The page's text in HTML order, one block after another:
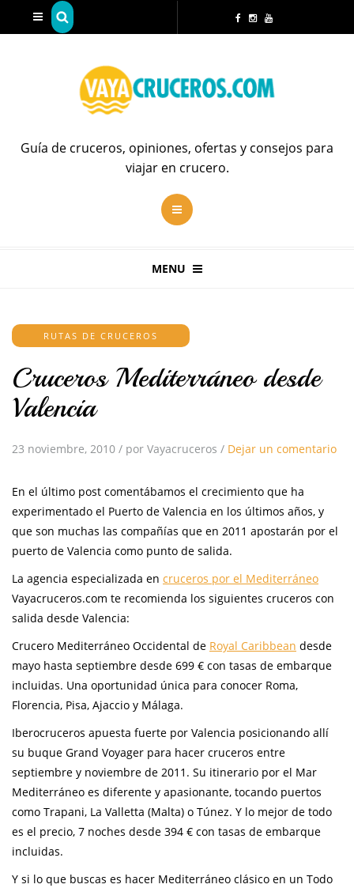
Guía de cruceros, opiniones, ofertas y consejos para
viajar en crucero.
MENU
RUTAS DE CRUCEROS
Cruceros Mediterráneo desde
Valencia
23 noviembre, 2010 / por Vayacruceros / Dejar un comentario
En el último post comentábamos el crecimiento que ha
experimentado el Puerto de Valencia en los últimos años, y
que son muchas las compañías que en 2011 apostarán por el
puerto de Valencia como punto de salida.
La agencia especializada en cruceros por el Mediterráneo
Vayacruceros.com te recomienda los siguientes cruceros con
salida desde Valencia:
Crucero Mediterráneo Occidental de Royal Caribbean desde
mayo hasta septiembre desde 699 € con tasas de embarque
incluidas. Una oportunidad única para conocer Roma,
Florencia, Pisa, Ajaccio y Málaga.
Iberocruceros apuesta fuerte por Valencia posicionando allí
su buque Grand Voyager para hacer cruceros entre
septiembre y noviembre de 2011. Su itinerario por el Mar
Mediterráneo es diferente y apasionante, tocando puertos
como Trapani, La Valletta (Malta) o Túnez. Y lo mejor de todo
es el precio, 7 noches desde 394 € con tasas de embarque
incluidas.
Y si lo que buscas es hacer Mediterráneo clásico en un Todo